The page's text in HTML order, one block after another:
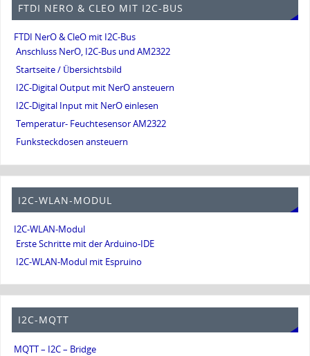
FTDI NERO & CLEO MIT I2C-BUS
FTDI NerO & CleO mit I2C-Bus
Anschluss NerO, I2C-Bus und AM2322
Startseite / Übersichtsbild
I2C-Digital Output mit NerO ansteuern
I2C-Digital Input mit NerO einlesen
Temperatur- Feuchtesensor AM2322
Funksteckdosen ansteuern
I2C-WLAN-MODUL
I2C-WLAN-Modul
Erste Schritte mit der Arduino-IDE
I2C-WLAN-Modul mit Espruino
I2C-MQTT
MQTT – I2C – Bridge